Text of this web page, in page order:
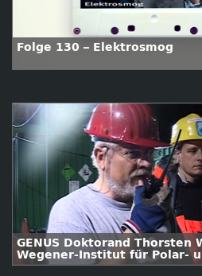
Folge 130 – Elektrosmog
GENUS Doktorand Thorsten
Wegener-Institut für Polar-
Meeresforschung